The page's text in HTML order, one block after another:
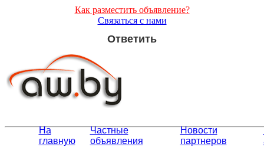
Как разместить объявление?
Связаться с нами
Ответить
На
главную
Частные
объявления
Новости
партнеров